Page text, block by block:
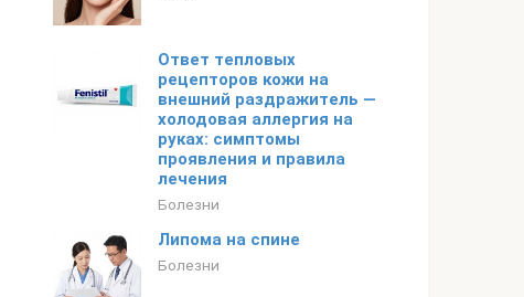
Ответ тепловых
рецепторов кожи на
внешний раздражитель —
холодовая аллергия на
руках: симптомы
проявления и правила
лечения
Болезни
Липома на спине
Болезни